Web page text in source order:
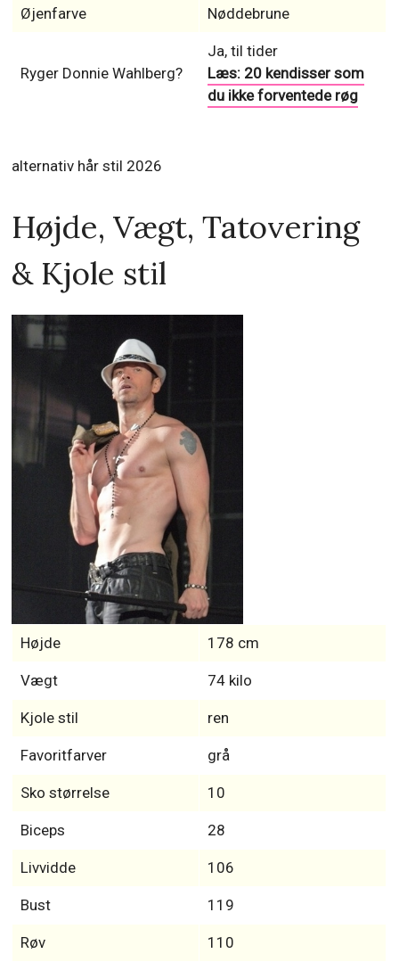
Øjenfarve Nøddebrune
Ryger Donnie Wahlberg?
Ja, til tider
Læs: 20 kendisser som
du ikke forventede røg
alternativ hår stil 2026
Højde, Vægt, Tatovering
& Kjole stil
Højde 178 cm
Vægt 74 kilo
Kjole stil ren
Favoritfarver grå
Sko størrelse 10
Biceps 28
Livvidde 106
Bust 119
Røv 110